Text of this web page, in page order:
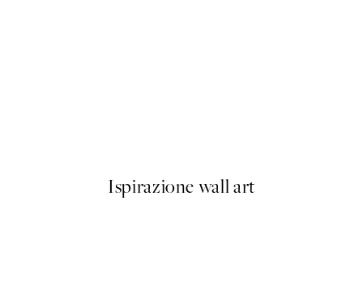
Ispirazione wall art